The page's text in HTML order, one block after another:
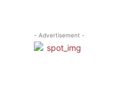
- Advertisement -